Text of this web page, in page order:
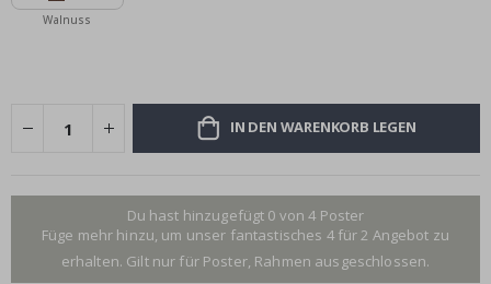
Walnuss
IN DEN WARENKORB LEGEN
Du hast hinzugefügt 0 von 4 Poster
Füge mehr hinzu, um unser fantastisches 4 für 2 Angebot zu
erhalten. Gilt nur für Poster, Rahmen ausgeschlossen.